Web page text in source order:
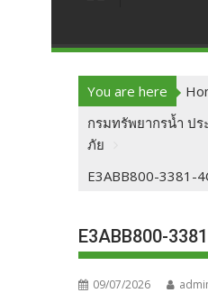
You are here
กรมทรัพยากรน้ำ ป
ภัย
E3ABB800-3381-
E3ABB800-
09/07/2026